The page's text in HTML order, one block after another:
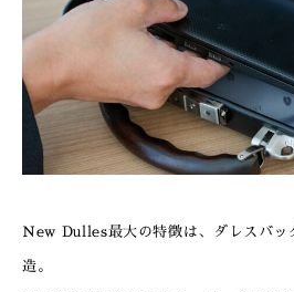
New Dulles最大の特徴は、ダレスバッ
造。